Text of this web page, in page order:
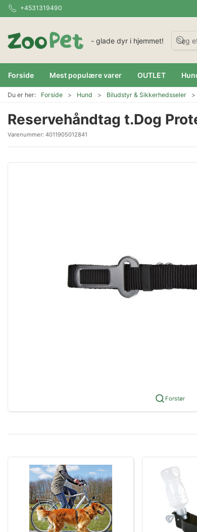
+4531319490
- glade dyr i hjemmet!
Forside Mest populære varer OUTLET
Du er her: Forside Hund Biludstyr & Sikkerhedsseler
Reservehåndtag t.Dog
Varenummer: 4011905012841
Forstør